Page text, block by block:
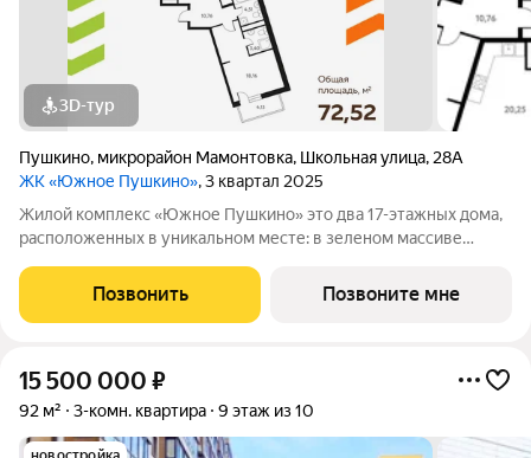
3D-тур
Пушкино, микрорайон Мамонтовка, Школьная улица, 28А
ЖК «Южное Пушкино», 3 квартал 2025
Жилой комплекс «Южное Пушкино» это два 17-этажных дома,
расположенных в уникальном месте: в зеленом массиве
Главная особенность сочетание уединённости и развитой
инфраструктуры. «Южное Пушкино»
Позвонить Позвоните мне
15 500 000 ₽
92 м² 3-комн. квартира 9 этаж из 10